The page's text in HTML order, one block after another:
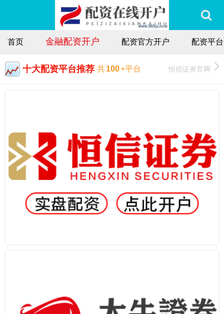
首页 金融配资开户 配资官方开户 配资平
十大配资平台推荐 共100+平台 恒信证券官网